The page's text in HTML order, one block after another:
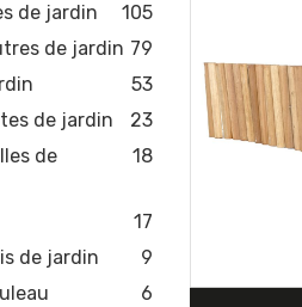
de jardin
105
de jardin 79
53
de jardin
23
de
18
17
de jardin
9
6